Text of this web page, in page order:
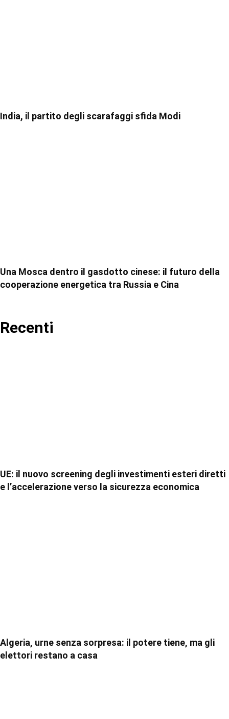
India, il partito degli scarafaggi sfida Modi
Una Mosca dentro il gasdotto cinese: il futuro della
cooperazione energetica tra Russia e Cina
Recenti
UE: il nuovo screening degli investimenti esteri diretti
e l’accelerazione verso la sicurezza economica
Algeria, urne senza sorpresa: il potere tiene, ma gli
elettori restano a casa